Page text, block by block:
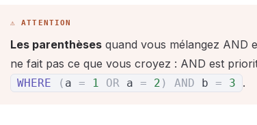
Les parenthèses quand vous mélangez AND
ne fait pas ce que vous croyez : AND est
WHERE ( a = 1 OR a = 2 ) AND b = 3 .